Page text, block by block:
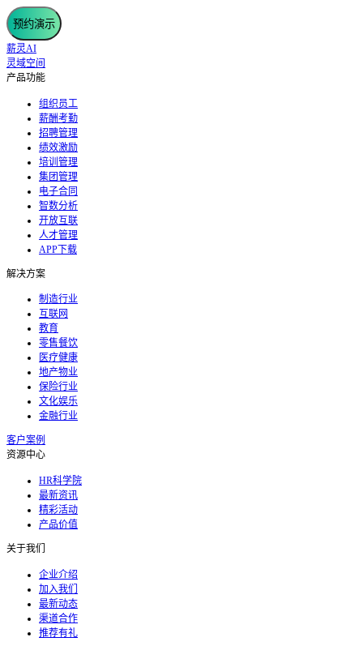
预约演示
薪灵AI
灵域空间
产品功能
组织员工
薪酬考勤
招聘管理
绩效激励
培训管理
集团管理
电子合同
智数分析
开放互联
人才管理
APP下载
解决方案
制造行业
互联网
教育
零售餐饮
医疗健康
地产物业
保险行业
文化娱乐
金融行业
客户案例
资源中心
HR科学院
最新资讯
精彩活动
产品价值
关于我们
企业介绍
加入我们
最新动态
渠道合作
推荐有礼